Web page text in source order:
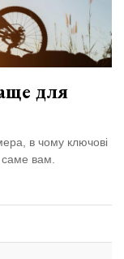
для
в чому ключові
саме вам.